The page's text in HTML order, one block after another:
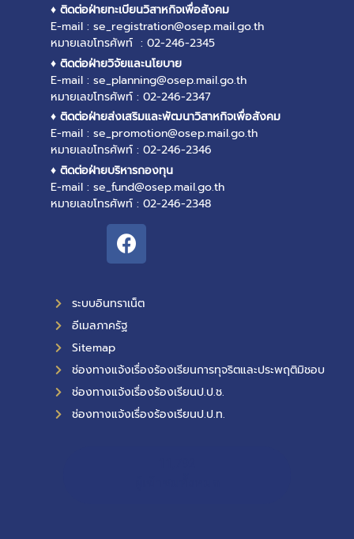
♦ ติดต่อฝ่ายทะเบียนวิสาหกิจเพื่อสังคม
E-mail : se_registration@osep.mail.go.th
หมายเลขโทรศัพท์ : 02-246-2345
♦ ติดต่อฝ่ายวิจัยและนโยบาย
E-mail : se_planning@osep.mail.go.th
หมายเลขโทรศัพท์ : 02-246-2347
♦ ติดต่อฝ่ายส่งเสริมและพัฒนาวิสาหกิจเพื่อสังคม
E-mail : se_promotion@osep.mail.go.th
หมายเลขโทรศัพท์ : 02-246-2346
♦ ติดต่อฝ่ายบริหารกองทุน
E-mail : se_fund@osep.mail.go.th
หมายเลขโทรศัพท์ : 02-246-2348
ระบบอินทราเน็ต
อีเมลภาครัฐ
Sitemap
ช่องทางแจ้งเรื่องร้องเรียนการทุจริตและประพฤติมิชอบ
ช่องทางแจ้งเรื่องร้องเรียนป.ป.ช.
ช่องทางแจ้งเรื่องร้องเรียนป.ป.ท.